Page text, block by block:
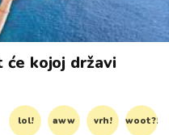
kojoj državi
lol! aww vrh! woot?!